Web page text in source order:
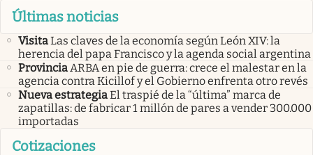
Últimas noticias
VisitaLas claves de la economía según León XIV: la
herencia del papa Francisco y la agenda social argentina
ProvinciaARBA en pie de guerra: crece el malestar en la
agencia contra Kicillof y el Gobierno enfrenta otro revés
Nueva estrategiaEl traspié de la “última” marca de
zapatillas: de fabricar 1 millón de pares a vender 300.000
importadas
Cotizaciones